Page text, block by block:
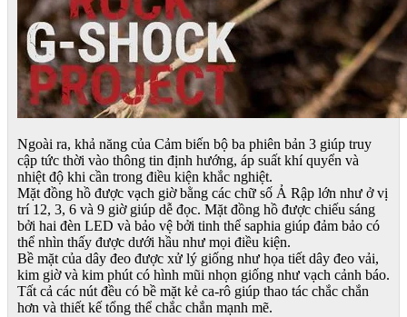
Ngoài ra, khả năng của Cảm biến bộ ba phiên bản 3 giúp truy
cập tức thời vào thông tin định hướng, áp suất khí quyển và
nhiệt độ khi cần trong điều kiện khắc nghiệt.
Mặt đồng hồ được vạch giờ bằng các chữ số Ả Rập lớn như ở vị
trí 12, 3, 6 và 9 giờ giúp dễ đọc. Mặt đồng hồ được chiếu sáng
bởi hai đèn LED và bảo vệ bởi tinh thể saphia giúp đảm bảo có
thể nhìn thấy được dưới hầu như mọi điều kiện.
Bề mặt của dây đeo được xử lý giống như họa tiết dây đeo vải,
kim giờ và kim phút có hình mũi nhọn giống như vạch cảnh báo.
Tất cả các nút đều có bề mặt kẻ ca-rô giúp thao tác chắc chắn
hơn và thiết kế tổng thể chắc chắn mạnh mẽ.